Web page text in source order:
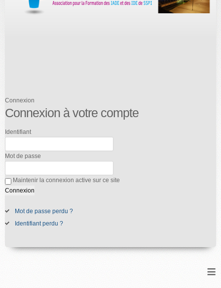
Connexion
Connexion à votre compte
Identifiant
Mot de passe
Maintenir la connexion active sur ce site
Mot de passe perdu ?
Identifiant perdu ?
≡